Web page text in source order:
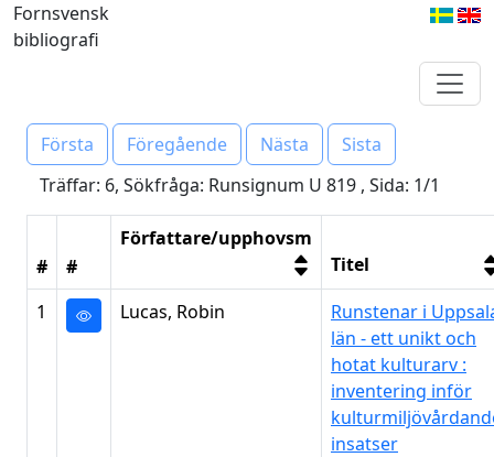
Fornsvensk
bibliografi
Första Föregående Nästa
Sista
Träffar: 6, Sökfråga: Runsignum U 819 , Sida: 1/1
# #
Författare/upphovsm
Titel
1
Lucas, Robin
Runstenar i
län - ett unikt och
hotat kulturarv :
inventering inför
insatser